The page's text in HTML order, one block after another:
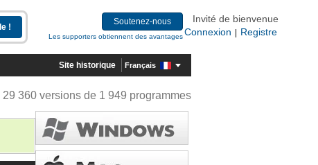
Soutenez-nous
Les supporters obtiennent des avantages
Invité de bienvenue
Connexion
Registre
Site historique Français
29 360 versions de 1 949 programmes